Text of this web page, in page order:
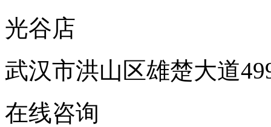
光谷店
武汉市洪山区雄楚大道
在线咨询